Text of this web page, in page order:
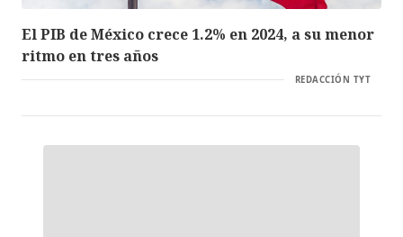
El PIB de México crece 1.2% en 2024, a su menor
ritmo en tres años
REDACCIÓN TYT